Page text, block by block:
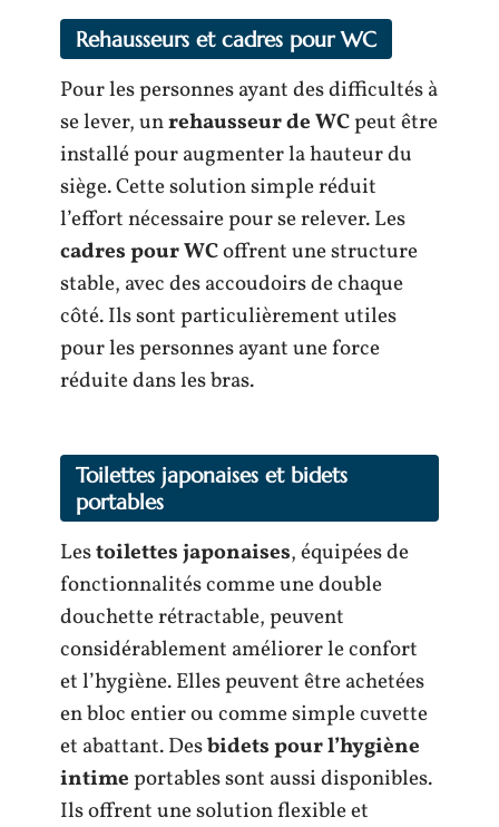
Rehausseurs et cadres pour WC
Pour les personnes ayant des difficultés à
se lever, unrehausseur de WCpeut être
installé pour augmenter la hauteur du
siège. Cette solution simple réduit
l’effort nécessaire pour se relever. Les
cadres pour WCoffrent une structure
stable, avec des accoudoirs de chaque
côté. Ils sont particulièrement utiles
pour les personnes ayant une force
réduite dans les bras.
Toilettes japonaises et bidets
portables
Lestoilettes japonaises, équipées de
fonctionnalités comme une double
douchette rétractable, peuvent
considérablement améliorer le confort
et l’hygiène. Elles peuvent être achetées
en bloc entier ou comme simple cuvette
et abattant. Desbidets pour l’hygiène
intimeportables sont aussi disponibles.
Ils offrent une solution flexible et